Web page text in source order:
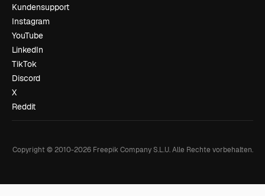
Kundensupport
Instagram
YouTube
LinkedIn
TikTok
Discord
X
Reddit
Copyright © 2010-2026Freepik Company S.L.U. Alle Rechte vorbehalten.